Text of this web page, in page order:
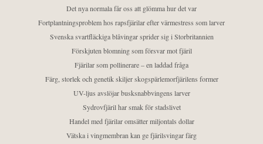
Det nya normala får oss att glömma hur det var
Fortplantningsproblem hos rapsfjärilar efter värmestress som larver
Svenska svartfläckiga blåvingar sprider sig i Storbritannien
Förskjuten blomning som försvar mot fjäril
Fjärilar som pollinerare – en laddad fråga
Färg, storlek och genetik skiljer skogspärlemorfjärilens former
UV-ljus avslöjar busksnabbvingens larver
Sydrovfjäril har smak för stadslivet
Handel med fjärilar omsätter miljontals dollar
Vätska i vingmembran kan ge fjärilsvingar färg